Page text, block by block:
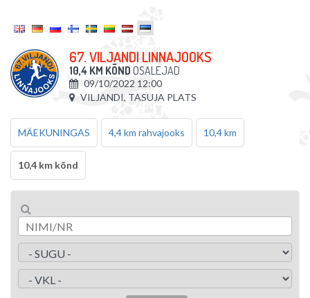
67. VILJANDI LINNAJOOKS
10,4 KM KÕND OSALEJAD
09/10/2022 12:00
VILJANDI, TASUJA PLATS
MÄEKUNINGAS 4,4 km rahvajooks 10,4 km
10,4 km kõnd